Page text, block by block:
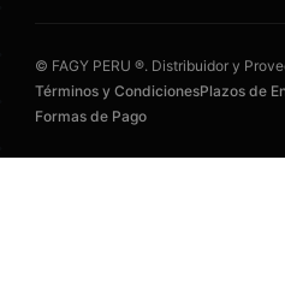
© FAGY PERU ®. Distribuidor y
Términos y CondicionesPlazos de
Formas de Pago